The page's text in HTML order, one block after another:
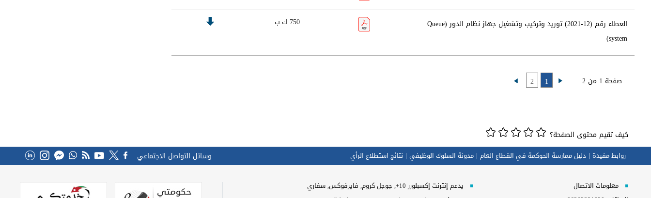
العطاء رقم (12-2021) توريد وتركيب وتشغيل جهاز نظام الدور (Queue
system)
750 ك.ب
صفحة 1 من 2 1
2
كيف تقيم محتوى الصفحة؟
روابط مفيدة دليل ممارسة الحوكمة في القطاع العام مدونة السلوك الوظيفي نتائج استطلاع الرأي وسائل التواصل الاجتماعي
معلومات الاتصال
يدعم إنترنت إكسبلورر 10+, جوجل كروم, فايرفوكس, سفاري